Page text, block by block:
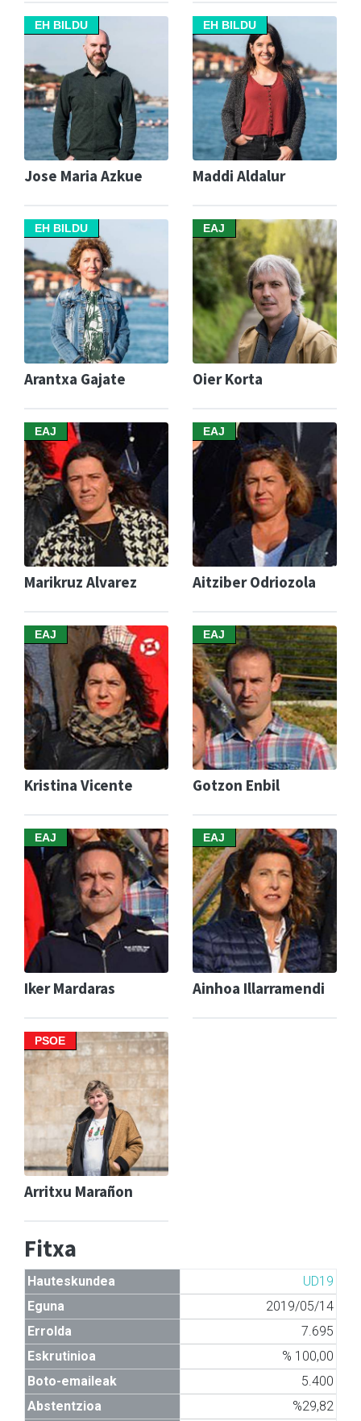
EH BILDU
Jose Maria Azkue
EH BILDU
Maddi Aldalur
EH BILDU
Arantxa Gajate
EAJ
Oier Korta
EAJ
Marikruz Alvarez
EAJ
Aitziber Odriozola
EAJ
Kristina Vicente
EAJ
Gotzon Enbil
EAJ
Iker Mardaras
EAJ
Ainhoa Illarramendi
PSOE
Arritxu Marañon
Fitxa
Hauteskundea
UD19
Eguna
2019/05/14
Errolda
7.695
Eskrutinioa
% 100,00
Boto-emaileak
5.400
Abstentzioa
%29,82